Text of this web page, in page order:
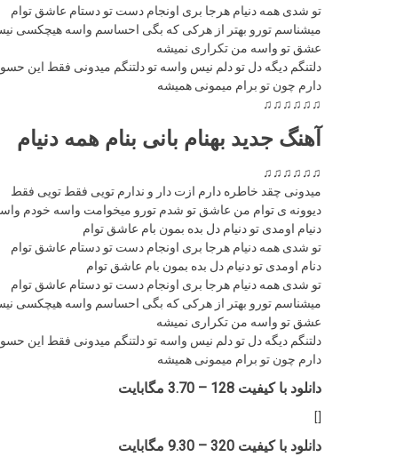
تو شدی همه دنیام هرجا بری اونجام دست تو دستام عاشق توام
میشناسم تورو بهتر از هرکی که بگی احساسم واسه هیچکسی
عشق تو واسه من تکراری نمیشه
دلتنگم دیگه دل تو دلم نیس واسه تو دلتنگم میدونی فقط این حسو
دارم چون تو برام میمونی همیشه
♫♫♫♫♫♫
آهنگ جدید بهنام بانی بنام همه دنیام
♫♫♫♫♫♫
میدونی چقد خاطره دارم ازت دار و ندارم تویی فقط تویی فقط
دیوونه ی توام من عاشق تو شدم تورو میخوامت واسه خودم
دنیام اومدی تو دنیام دل بده بمون بام عاشق توام
تو شدی همه دنیام هرجا بری اونجام دست تو دستام عاشق توام
دنام اومدی تو دنیام دل بده بمون بام عاشق توام
تو شدی همه دنیام هرجا بری اونجام دست تو دستام عاشق توام
میشناسم تورو بهتر از هرکی که بگی احساسم واسه هیچکسی
عشق تو واسه من تکراری نمیشه
دلتنگم دیگه دل تو دلم نیس واسه تو دلتنگم میدونی فقط این حسو
دارم چون تو برام میمونی همیشه
دانلود با کیفیت 128 – 3.70 مگابایت
[]
دانلود با کیفیت 320 – 9.30 مگابایت